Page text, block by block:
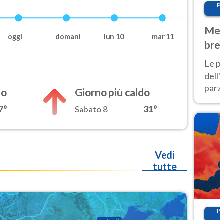
oggi domani lun 10 mar 11
Giorno più caldo
Sabato 8 31°
Vedi
tutte
Le
40